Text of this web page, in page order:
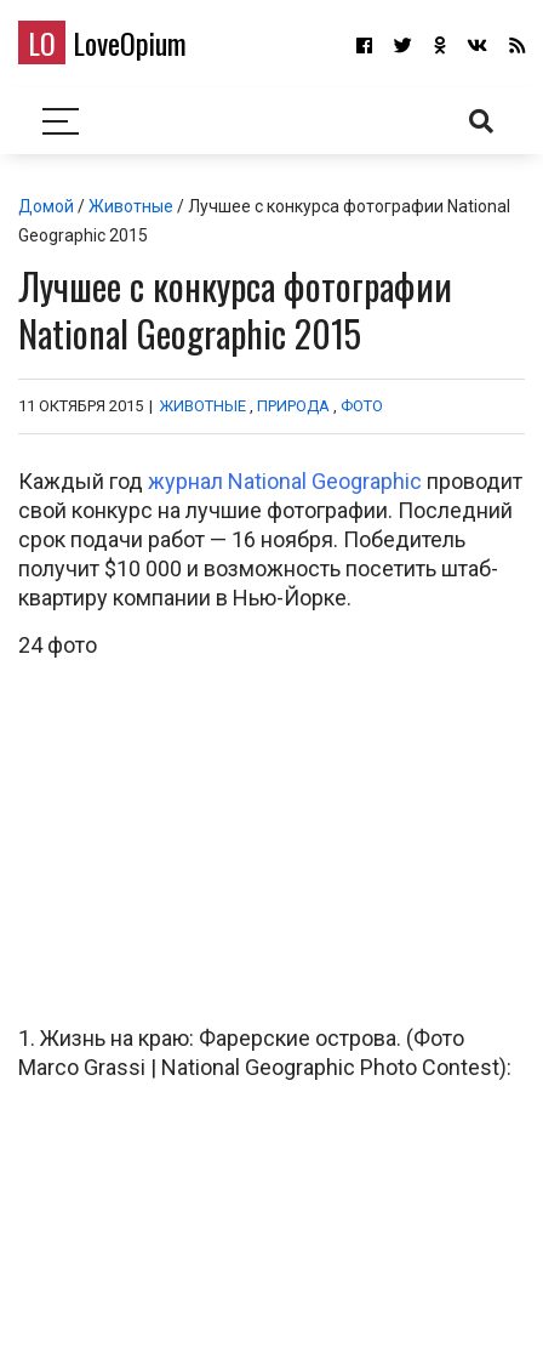
LO LoveOpium
Домой /Животные / Лучшее с конкурса фотографии National
Geographic 2015
Лучшее с конкурса фотографии
National Geographic 2015
11 ОКТЯБРЯ 2015 | ЖИВОТНЫЕ , ПРИРОДА , ФОТО
Каждый год журнал National Geographic проводит
свой конкурс на лучшие фотографии. Последний
срок подачи работ — 16 ноября. Победитель
получит $10 000 и возможность посетить штаб-
квартиру компании в Нью-Йорке.
24 фото
1. Жизнь на краю: Фарерские острова. (Фото
Marco Grassi | National Geographic Photo Contest):